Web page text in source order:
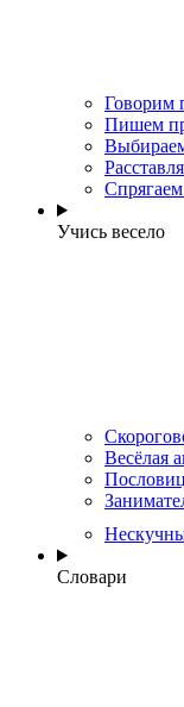
Говорим
Пишем
Учись весело
Весёлая
Словари